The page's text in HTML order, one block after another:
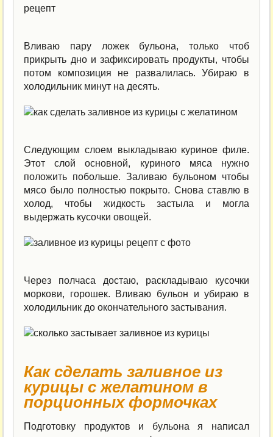
Вливаю пару ложек бульона, только чтоб
прикрыть дно и зафиксировать продукты, чтобы
потом композиция не развалилась. Убираю в
холодильник минут на десять.
Следующим слоем выкладываю куриное филе.
Этот слой основной, куриного мяса нужно
положить побольше. Заливаю бульоном чтобы
мясо было полностью покрыто. Снова ставлю в
холод, чтобы жидкость застыла и могла
выдержать кусочки овощей.
Через полчаса достаю, раскладываю кусочки
моркови, горошек. Вливаю бульон и убираю в
холодильник до окончательного застывания.
Как сделать заливное из
курицы с желатином в
порционных формочках
Подготовку продуктов и бульона я написал